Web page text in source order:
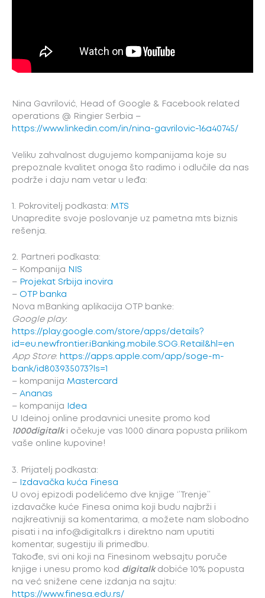
Nina Gavrilović, Head of Google & Facebook related
operations @ Ringier Serbia –
https://www.linkedin.com/in/nina-gavrilovic-16a40745/
Veliku zahvalnost dugujemo kompanijama koje su
prepoznale kvalitet onoga što radimo i odlučile da nas
podrže i daju nam vetar u leđa:
1. Pokrovitelj podkasta: MTS
Unapredite svoje poslovanje uz pametna mts biznis
rešenja.
2. Partneri podkasta:
– Kompanija NIS
– Projekat Srbija inovira
– OTP banka
Nova mBanking aplikacija OTP banke:
Google play:
https://play.google.com/store/apps/details?
id=eu.newfrontier.iBanking.mobile.SOG.Retail&hl=en
App Store: https://apps.apple.com/app/soge-m-
bank/id803935073?ls=1
– kompanija Mastercard
– Ananas
– kompanija
Idea
U Ideinoj online prodavnici unesite promo kod
1000digitalki očekuje vas 1000 dinara popusta prilikom
vaše online kupovine!
3. Prijatelj podkasta:
–
Izdavačka kuća Finesa
U ovoj epizodi podelićemo dve knjige ‘’Trenje’’
izdavačke kuće Finesa onima koji budu najbrži i
najkreativniji sa komentarima, a možete nam slobodno
pisati i na info@digitalk.rs i direktno nam uputiti
komentar, sugestiju ili primedbu.
Takođe, svi oni koji na Finesinom websajtu poruče
knjige i unesu promo kod digitalkdobiće 10% popusta
na već snižene cene izdanja na sajtu:
https://www.finesa.edu.rs/